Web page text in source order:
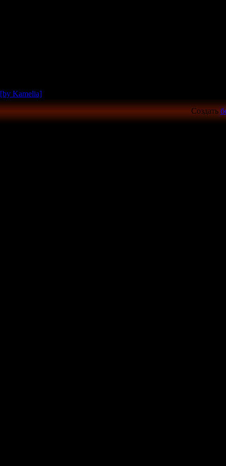
[by Kamelia]
Создать